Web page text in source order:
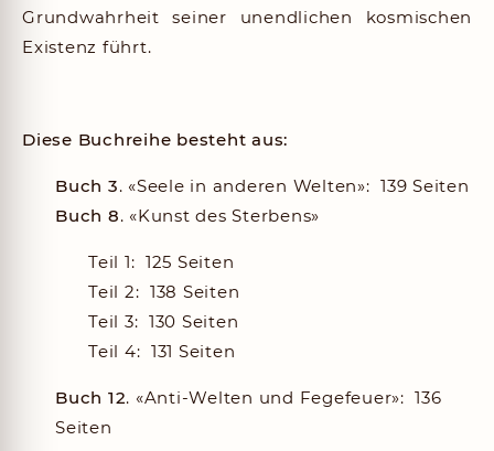
Grundwahrheit seiner unendlichen kosmischen
Existenz führt.
Diese Buchreihe besteht aus:
Buch 3. «Seele in anderen Welten»: 139 Seiten
Buch 8. «Kunst des Sterbens»
Teil 1: 125 Seiten
Teil 2: 138 Seiten
Teil 3: 130 Seiten
Teil 4: 131 Seiten
Buch 12. «Anti-Welten und Fegefeuer»: 136
Seiten